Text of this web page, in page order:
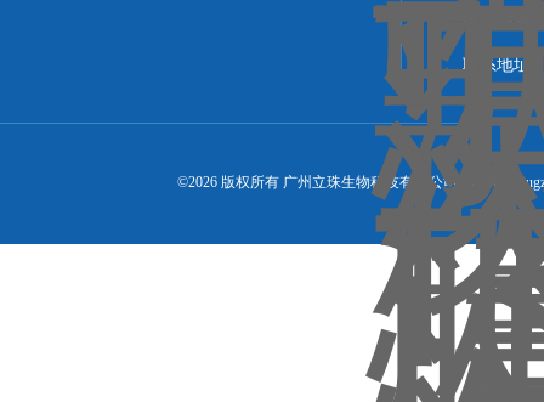
联系地址
©2026 版权所有 广州立珠生物科技有限公司 (